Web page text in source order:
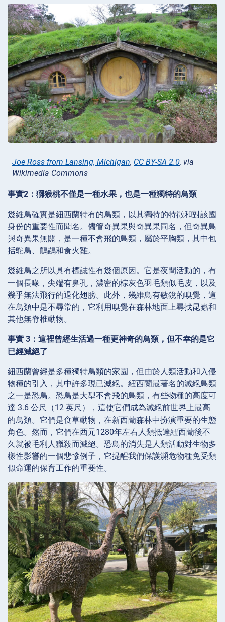
Joe Ross from Lansing, Michigan, CC BY-SA 2.0, via
Wikimedia Commons
事實2：獼猴桃不僅是一種水果，也是一種獨特的鳥類
幾維鳥確實是紐西蘭特有的鳥類，以其獨特的特徵和對該國
身份的重要性而聞名。儘管奇異果與奇異果同名，但奇異鳥
與奇異果無關，是一種不會飛的鳥類，屬於平胸類，其中包
括鴕鳥、鴯鶓和食火雞。
幾維鳥之所以具有標誌性有幾個原因。它是夜間活動的，有
一個長喙，尖端有鼻孔，濃密的棕灰色羽毛類似毛皮，以及
幾乎無法飛行的退化翅膀。此外，幾維鳥有敏銳的嗅覺，這
在鳥類中是不尋常的，它利用嗅覺在森林地面上尋找昆蟲和
其他無脊椎動物。
事實 3：這裡曾經生活過一種更神奇的鳥類，但不幸的是它
已經滅絕了
紐西蘭曾經是多種獨特鳥類的家園，但由於人類活動和入侵
物種的引入，其中許多現已滅絕。紐西蘭最著名的滅絕鳥類
之一是恐鳥。恐鳥是大型不會飛的鳥類，有些物種的高度可
達 3.6 公尺（12 英尺），這使它們成為滅絕前世界上最高
的鳥類。它們是食草動物，在新西蘭森林中扮演重要的生態
角色。然而，它們在西元1280年左右人類抵達紐西蘭後不
久就被毛利人獵殺而滅絕。恐鳥的消失是人類活動對生物多
樣性影響的一個悲慘例子，它提醒我們保護瀕危物種免受類
似命運的保育工作的重要性。